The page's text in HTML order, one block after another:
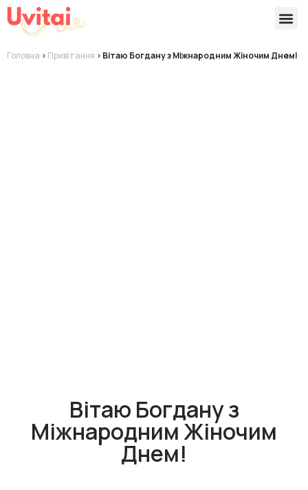
Головна > Привітання > Вітаю Богдану з Міжнародним Жіночим Днем!
Вітаю Богдану з
Міжнародним Жіночим
Днем!